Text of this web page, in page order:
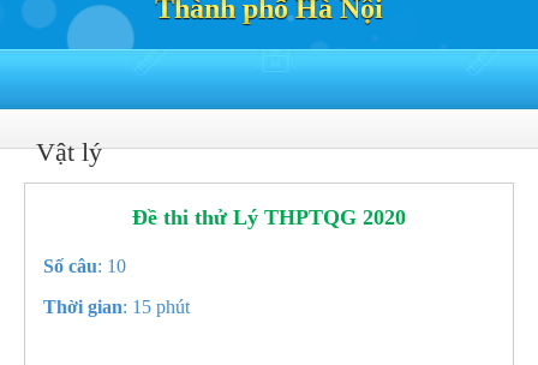
Thành phố Hà Nội
Vật lý
Đề thi thử Lý THPTQG 2020
Số câu: 10
Thời gian: 15 phút